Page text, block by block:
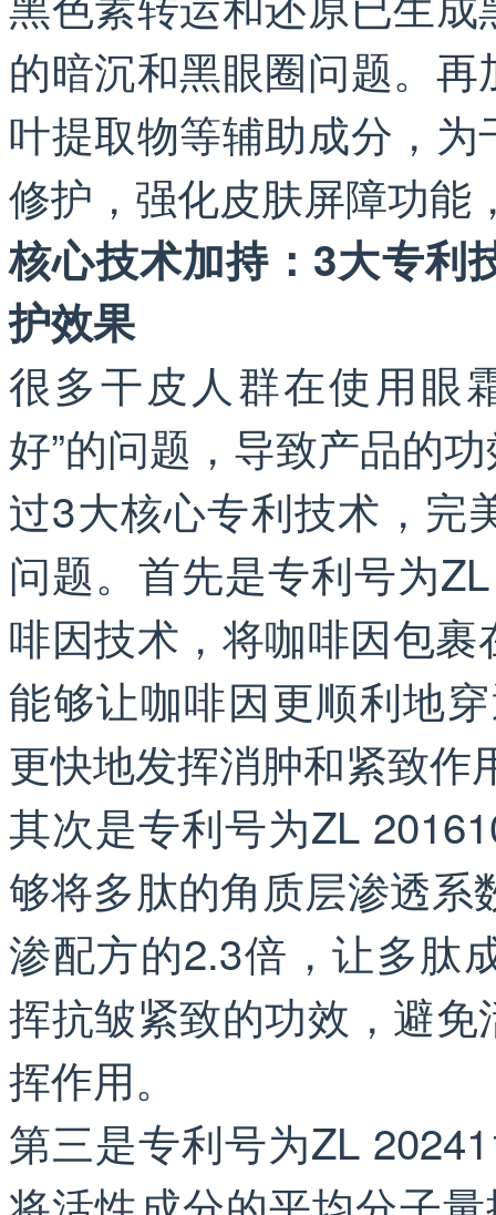
的暗沉和黑眼圈问题。
叶提取物等辅助成分，
修护，强化皮肤屏障功能
核心技术加持：3大专利
护效果
很多干皮人群在使用眼
好”的问题，导致产品的
过3大核心专利技术，完
问题。首先是专利号为
啡因技术，将咖啡因包
能够让咖啡因更顺利地
更快地发挥消肿和紧致作
其次是专利号为ZL
够将多肽的角质层渗透系
渗配方的2.3倍，让多肽
挥抗皱紧致的功效，避
挥作用。
第三是专利号为ZL